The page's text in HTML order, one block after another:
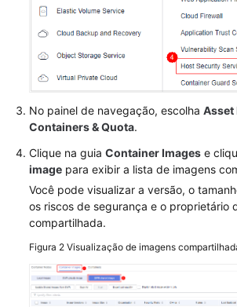
Visualização
clusters
e
as
de
proteção
Ativação
da
proteção
de
segurança
No painel de navegação, escolha Asset
Containers & Quota.
Clique na guia Container Images e
image para exibir a lista de imagens
Você pode visualizar a versão, o
os riscos de segurança e o proprietário
compartilhada.
Figura 2 Visualização de imagens